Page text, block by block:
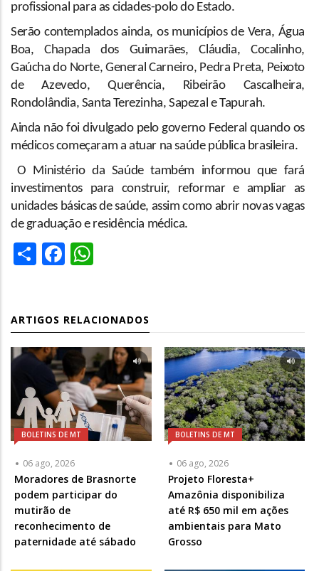
profissional para as cidades-polo do Estado.
Serão contemplados ainda, os municípios de Vera, Água
Boa, Chapada dos Guimarães, Cláudia, Cocalinho,
Gaúcha do Norte, General Carneiro, Pedra Preta, Peixoto
de Azevedo, Querência, Ribeirão Cascalheira,
Rondolândia, Santa Terezinha, Sapezal e Tapurah.
Ainda não foi divulgado pelo governo Federal quando os
médicos começaram a atuar na saúde pública brasileira.
O Ministério da Saúde também informou que fará
investimentos para construir, reformar e ampliar as
unidades básicas de saúde, assim como abrir novas vagas
de graduação e residência médica.
ShareFacebook
ARTIGOS RELACIONADOS
BOLETINS DE MT
06 ago, 2026
Moradores de Brasnorte
podem participar do
mutirão de
reconhecimento de
paternidade até sábado
BOLETINS DE MT
06 ago, 2026
Projeto Floresta+
Amazônia disponibiliza
até R$ 650 mil em ações
ambientais para Mato
Grosso